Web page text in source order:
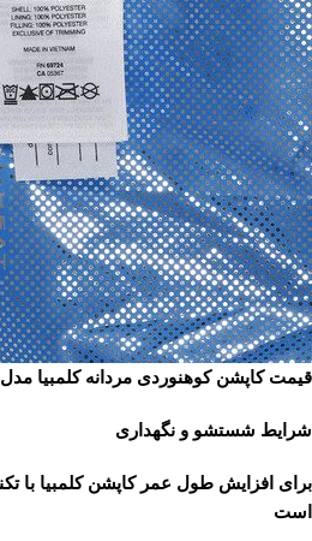
قیمت کاپشن کوهنوردی مردانه کلمبیا مدل OMINI 2000
شرایط شستشو و نگهداری
است